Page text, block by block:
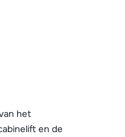
het
en de